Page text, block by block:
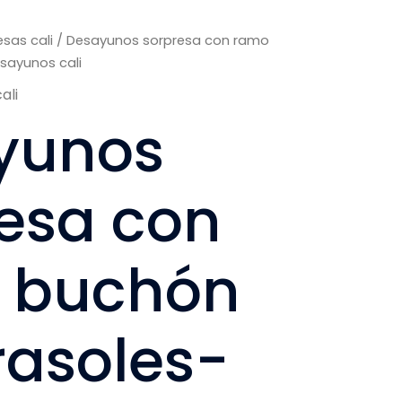
cali / Desayunos sorpresa con ramo
cali
con